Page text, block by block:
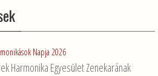
Napja 2026
Harmonika Egyesület Zenekarának